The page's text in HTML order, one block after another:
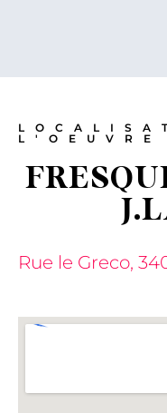
L'OEUVRE
Rue le Greco,